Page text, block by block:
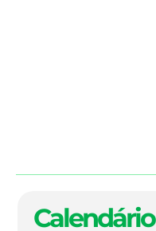
Calendário